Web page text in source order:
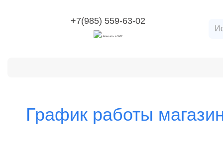
+7(985) 559-63-02
График работы